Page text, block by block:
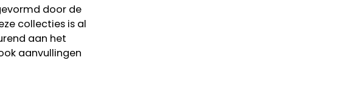
door de
collecties is al
aan het
aanvullingen